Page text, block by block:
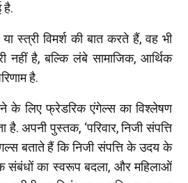
है.
विमर्श की बात करते हैं, वह भी
नहीं है, बल्कि लंबे सामाजिक, आर्थिक
है.
के लिए फ्रेडरिक एंगेल्स का विश्लेषण
अपनी पुस्तक, ‘परिवार, निजी संपत्ति
बताते हैं कि निजी संपत्ति के उदय के
संबंधों का स्वरूप बदला, और महिलाओं